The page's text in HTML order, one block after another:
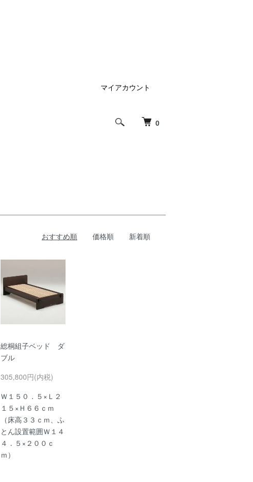
0
マイアカウント
おすすめ順 価格順 新着順
総桐組子ベッド ダ
ブル
305,800円(内税)
Ｗ１５０．５×Ｌ２
１５×Ｈ６６ｃｍ
（床高３３ｃｍ、ふ
とん設置範囲Ｗ１４
４．５×２００ｃ
ｍ）